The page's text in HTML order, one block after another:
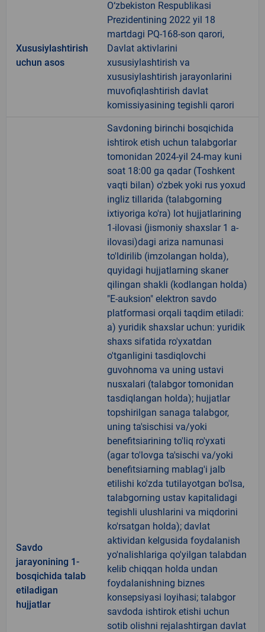
Xususiylashtirish
uchun asos
O‘zbekiston Respublikasi
Prezidentining 2022 yil 18
martdagi PQ-168-son qarori,
Davlat aktivlarini
xususiylashtirish va
xususiylashtirish jarayonlarini
muvofiqlashtirish davlat
komissiyasining tegishli qarori
Savdo
jarayonining 1-
bosqichida talab
etiladigan
hujjatlar
Savdoning birinchi bosqichida
ishtirok etish uchun talabgorlar
tomonidan 2024-yil 24-may kuni
soat 18:00 ga qadar (Toshkent
vaqti bilan) o'zbek yoki rus yoxud
ingliz tillarida (talabgorning
ixtiyoriga ko'ra) lot hujjatlarining
1-ilovasi (jismoniy shaxslar 1 a-
ilovasi)dagi ariza namunasi
to'ldirilib (imzolangan holda),
quyidagi hujjatlarning skaner
qilingan shakli (kodlangan holda)
"E-auksion" elektron savdo
platformasi orqali taqdim etiladi:
a) yuridik shaxslar uchun: yuridik
shaxs sifatida ro'yxatdan
o'tganligini tasdiqlovchi
guvohnoma va uning ustavi
nusxalari (talabgor tomonidan
tasdiqlangan holda); hujjatlar
topshirilgan sanaga talabgor,
uning ta'sischisi va/yoki
benefitsiarining to'liq ro'yxati
(agar to'lovga ta'sischi va/yoki
benefitsiarning mablag'i jalb
etilishi ko'zda tutilayotgan bo'lsa,
talabgorning ustav kapitalidagi
tegishli ulushlarini va miqdorini
ko'rsatgan holda); davlat
aktividan kelgusida foydalanish
yo'nalishlariga qo'yilgan talabdan
kelib chiqqan holda undan
foydalanishning biznes
konsepsiyasi loyihasi; talabgor
savdoda ishtirok etishi uchun
sotib olishni rejalashtirgan davlat